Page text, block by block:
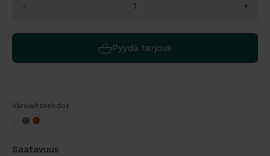
- +
Pyydä tarjous
Värivaihtoehdot:
Saatavuus